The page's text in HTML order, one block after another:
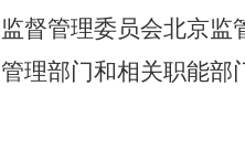
监督管理委员会北京监
管理部门和相关职能部